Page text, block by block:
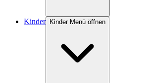
Kinder Kinder Menü öffnen